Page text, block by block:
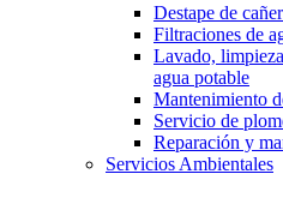
Destape de
Filtraciones de
Lavado,
agua potable
Mantenimiento
Servicio de
Reparación y
Servicios Ambientales